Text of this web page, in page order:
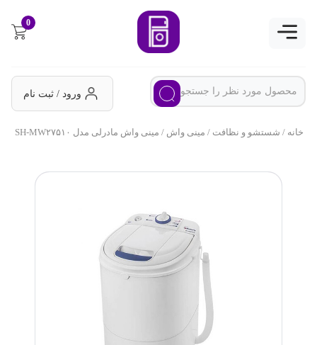
0
ورود / ثبت نام
خانه/ شستشو و نظافت/ مینی واش/ مینی واش مادرلی مدل SH-MW۲۷۵۱۰